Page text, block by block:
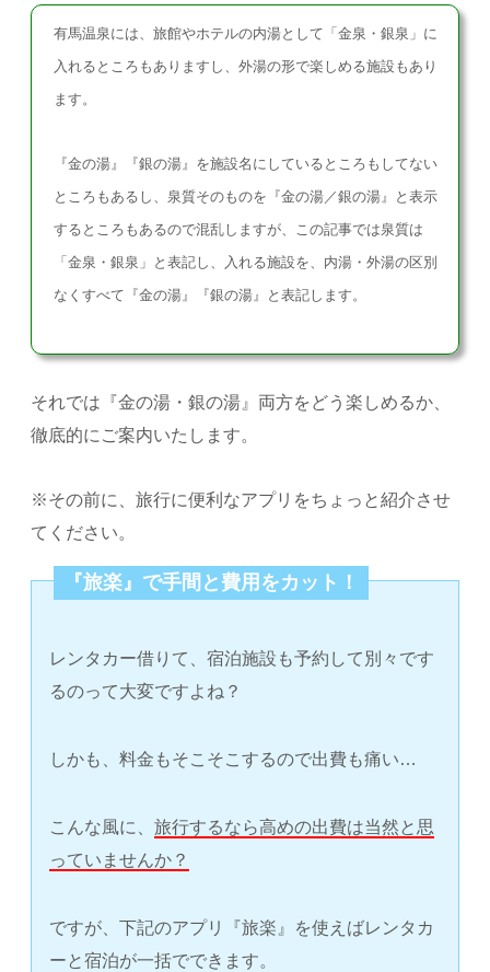
有馬温泉には、旅館やホテルの内湯として「金泉・銀泉」に
入れるところもありますし、外湯の形で楽しめる施設もあり
ます。
『金の湯』『銀の湯』を施設名にしているところもしてない
ところもあるし、泉質そのものを『金の湯／銀の湯』と表示
するところもあるので混乱しますが、この記事では泉質は
「金泉・銀泉」と表記し、入れる施設を、内湯・外湯の区別
なくすべて『金の湯』『銀の湯』と表記します。
それでは『金の湯・銀の湯』両方をどう楽しめるか、
徹底的にご案内いたします。
※その前に、旅行に便利なアプリをちょっと紹介させ
てください。
『旅楽』で手間と費用をカット！
レンタカー借りて、宿泊施設も予約して別々です
るのって大変ですよね？
しかも、料金もそこそこするので出費も痛い…
こんな風に、旅行するなら高めの出費は当然と思
っていませんか？
ですが、下記のアプリ『旅楽』を使えばレンタカ
ーと宿泊が一括でできます。